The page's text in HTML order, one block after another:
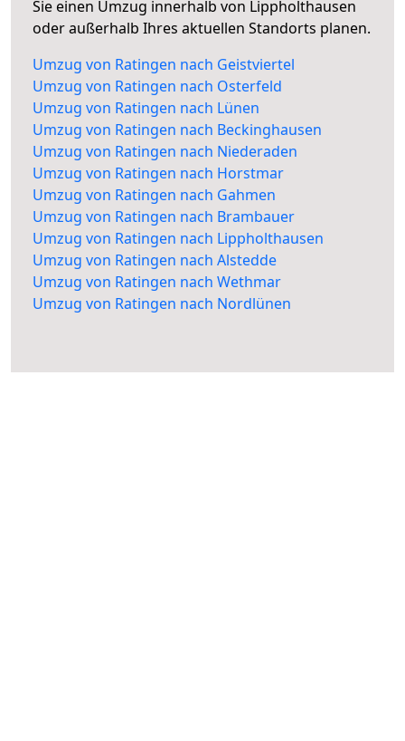
Sie einen Umzug innerhalb von Lippholthausen
oder außerhalb Ihres aktuellen Standorts planen.
Umzug von Ratingen nach Geistviertel
Umzug von Ratingen nach Osterfeld
Umzug von Ratingen nach Lünen
Umzug von Ratingen nach Beckinghausen
Umzug von Ratingen nach Niederaden
Umzug von Ratingen nach Horstmar
Umzug von Ratingen nach Gahmen
Umzug von Ratingen nach Brambauer
Umzug von Ratingen nach Lippholthausen
Umzug von Ratingen nach Alstedde
Umzug von Ratingen nach Wethmar
Umzug von Ratingen nach Nordlünen